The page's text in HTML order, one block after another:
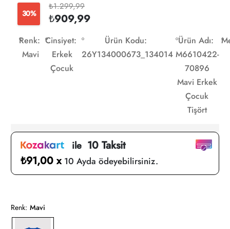
30%
₺1.299,99
₺909,99
Renk:
Mavi
Cinsiyet:
Erkek
Çocuk
Ürün Kodu:
26Y134000673_134014
Ürün Adı:
M6610422-
70896
Mavi Erkek
Çocuk
Tişört
ile10 Taksit
₺91,00 x 10 Ayda ödeyebilirsiniz.
Renk: Mavi